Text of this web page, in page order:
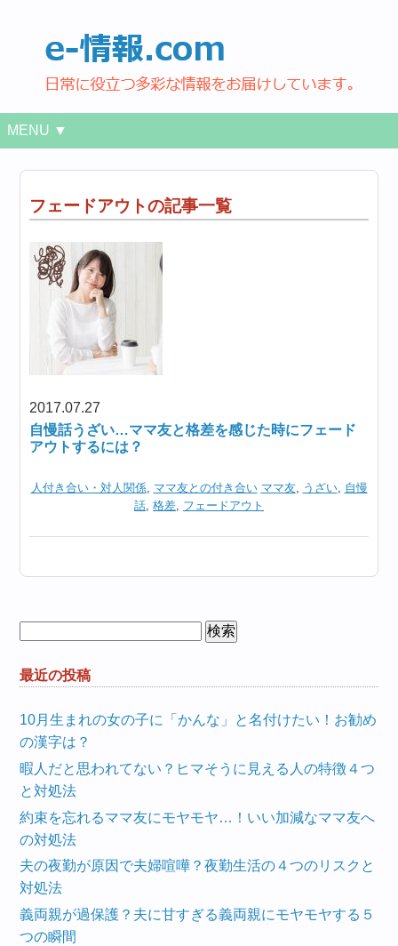
MENU ▼
フェードアウトの記事一覧
2017.07.27
自慢話うざい…ママ友と格差を感じた時にフェード
アウトするには？
人付き合い・対人関係, ママ友との付き合い ママ友, うざい, 自慢
話, 格差, フェードアウト
最近の投稿
10月生まれの女の子に「かんな」と名付けたい！お勧め
の漢字は？
暇人だと思われてない？ヒマそうに見える人の特徴４つ
と対処法
約束を忘れるママ友にモヤモヤ…！いい加減なママ友へ
の対処法
夫の夜勤が原因で夫婦喧嘩？夜勤生活の４つのリスクと
対処法
義両親が過保護？夫に甘すぎる義両親にモヤモヤする５
つの瞬間